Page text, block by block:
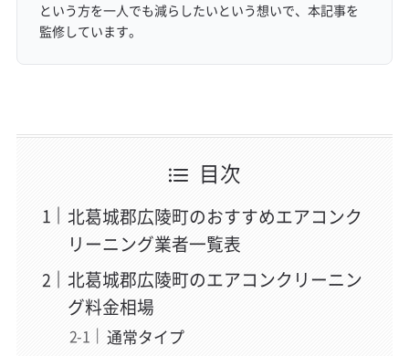
という方を一人でも減らしたいという想いで、本記事を
監修しています。
目次
北葛城郡広陵町のおすすめエアコンク
リーニング業者一覧表
北葛城郡広陵町のエアコンクリーニン
グ料金相場
通常タイプ